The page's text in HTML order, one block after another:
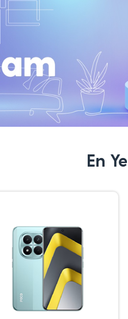
En